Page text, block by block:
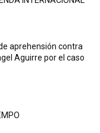
aprehensión contra
Aguirre por el caso